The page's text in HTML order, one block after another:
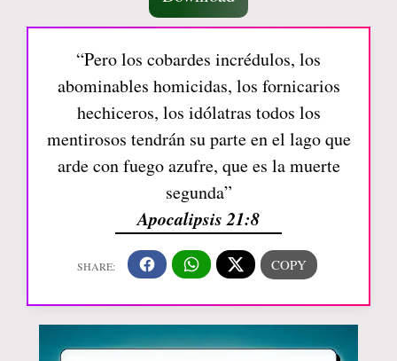
“Pero los cobardes incrédulos, los
abominables homicidas, los fornicarios
hechiceros, los idólatras todos los
mentirosos tendrán su parte en el lago que
arde con fuego azufre, que es la muerte
segunda”
Apocalipsis 21:8